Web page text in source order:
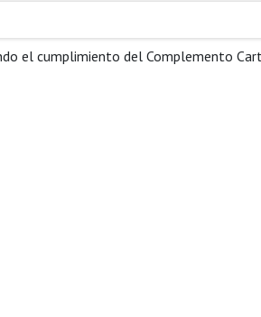
el cumplimiento del Complemento